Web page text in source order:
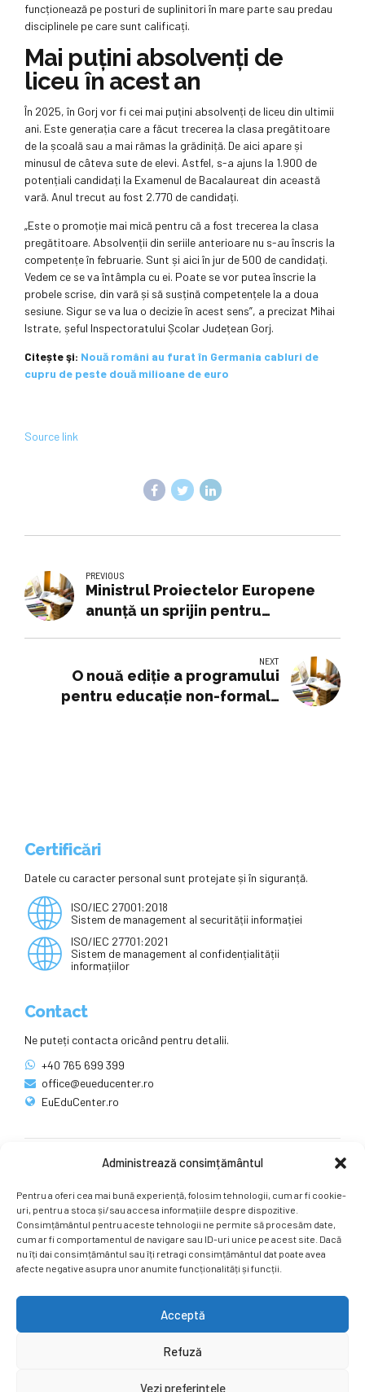
Administrează consimțământul
Pentru a oferi cea mai bună experiență, folosim tehnologii, cum ar fi cookie-
uri, pentru a stoca și/sau accesa informațiile despre dispozitive.
Consimțământul pentru aceste tehnologii ne permite să procesăm date,
cum ar fi comportamentul de navigare sau ID-uri unice pe acest site. Dacă
nu îți dai consimțământul sau îți retragi consimțământul dat poate avea
afecte negative asupra unor anumite funcționalități și funcții.
Acceptă
Refuză
Vezi preferințele
funcționează pe posturi de suplinitori în mare parte sau predau
disciplinele pe care sunt calificați.
Mai puțini absolvenți de
liceu în acest an
În 2025, în Gorj vor fi cei mai puțini absolvenți de liceu din ultimii
ani. Este generația care a făcut trecerea la clasa pregătitoare
de la școală sau a mai rămas la grădiniță. De aici apare și
minusul de câteva sute de elevi. Astfel, s-a ajuns la 1.900 de
potențiali candidați la Examenul de Bacalaureat din această
vară. Anul trecut au fost 2.770 de candidați.
„Este o promoție mai mică pentru că a fost trecerea la clasa
pregătitoare. Absolvenții din seriile anterioare nu s-au înscris la
competențe în februarie. Sunt și aici în jur de 500 de candidați.
Vedem ce se va întâmpla cu ei. Poate se vor putea înscrie la
probele scrise, din vară și să susțină competențele la a doua
sesiune. Sigur se va lua o decizie în acest sens”, a precizat Mihai
Istrate, șeful Inspectoratului Școlar Județean Gorj.
Citește şi: Nouă români au furat în Germania cabluri de
cupru de peste două milioane de euro
Source link
PREVIOUS
Ministrul Proiectelor Europene
anunță un sprijin pentru
miliarde de euro
NEXT
O nouă ediție a programului
pentru educație non-formală
Certificări
Datele cu caracter personal sunt protejate și în siguranță.
ISO/IEC 27001:2018
Sistem de management al securității informației
ISO/IEC 27701:2021
Sistem de management al confidențialității
informațiilor
Contact
Ne puteți contacta oricând pentru detalii.
+40 765 699 399
office@eueducenter.ro
EuEduCenter.ro
Ne puteți găsi și pe rețelele sociale.